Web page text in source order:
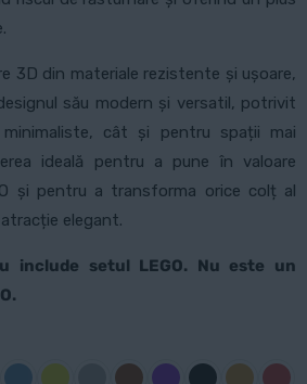
3D din materiale rezistente și ușoare,
său modern și versatil, potrivit
cât și pentru spații mai
ideală pentru a pune în valoare
și pentru a transforma orice colț al
elegant.
include setul LEGO. Nu este un